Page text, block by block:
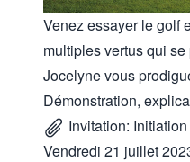
Venez essayer le golf
multiples vertus qui
Jocelyne vous
Démonstration,
Invitation:
Vendredi 21 juillet